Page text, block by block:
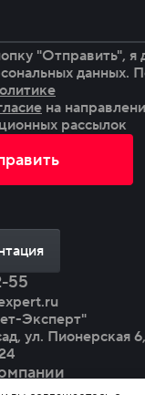
55
Эксперт"
ул. Пионерская 6,
"Отправить", я
данных.
на
рассылок